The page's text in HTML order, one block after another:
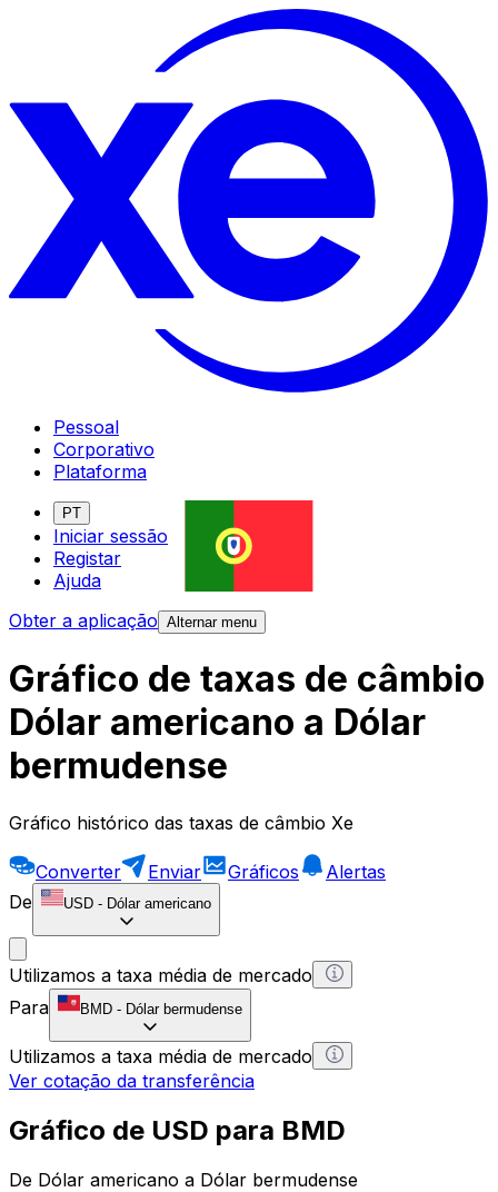
Pessoal
Corporativo
Plataforma
PT
Iniciar sessão
Registar
Ajuda
Obter a aplicação Alternar menu
Gráfico de taxas de câmbio
Dólar americano a Dólar
bermudense
Gráfico histórico das taxas de câmbio Xe
Converter Enviar Gráficos
Alertas
De
USD - Dólar americano
Utilizamos a taxa média de mercado
Para
BMD - Dólar bermudense
Utilizamos a taxa média de mercado
Ver cotação da transferência
Gráfico de USD para BMD
De Dólar americano a Dólar bermudense